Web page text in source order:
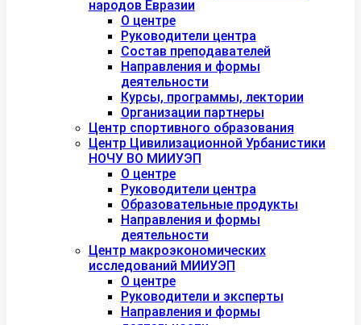
народов Евразии
О центре
Руководители центра
Состав преподавателей
Направления и формы
деятельности
Курсы, программы, лектории
Организации партнеры
Центр спортивного образования
Центр Цивилизационной Урбанистики
НОЧУ ВО МИИУЭП
О центре
Руководители центра
Образовательные продукты
Направления и формы
деятельности
Центр макроэкономических
исследований МИИУЭП
О центре
Руководители и эксперты
Направления и формы